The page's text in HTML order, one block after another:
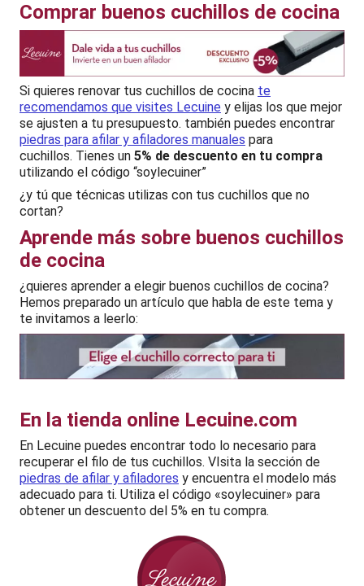
Comprar buenos cuchillos de cocina
Si quieres renovar tus cuchillos de cocina te
recomendamos que visites Lecuine y elijas los que mejor
se ajusten a tu presupuesto. también puedes encontrar
piedras para afilar y afiladores manuales para
cuchillos. Tienes un 5% de descuento en tu compra
utilizando el código “soylecuiner”
¿y tú que técnicas utilizas con tus cuchillos que no
cortan?
Aprende más sobre buenos cuchillos
de cocina
¿quieres aprender a elegir buenos cuchillos de cocina?
Hemos preparado un artículo que habla de este tema y
te invitamos a leerlo:
En la tienda online Lecuine.com
En Lecuine puedes encontrar todo lo necesario para
recuperar el filo de tus cuchillos. VIsita la sección de
piedras de afilar y afiladores y encuentra el modelo más
adecuado para ti. Utiliza el código «soylecuiner» para
obtener un descuento del 5% en tu compra.